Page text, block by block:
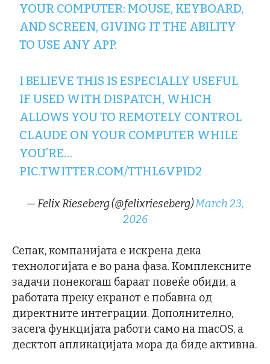
YOUR COMPUTER: MOUSE, KEYBOARD,
AND SCREEN, GIVING IT THE ABILITY
TO USE ANY APP.
I BELIEVE THIS IS ESPECIALLY USEFUL
IF USED WITH DISPATCH, WHICH
ALLOWS YOU TO REMOTELY CONTROL
CLAUDE ON YOUR COMPUTER WHILE
YOU’RE…
PIC.TWITTER.COM/TTHL6VPID2
— Felix Rieseberg (@felixrieseberg)March 23,
2026
Сепак, компанијата е искрена дека
технологијата е во рана фаза. Комплексните
задачи понекогаш бараат повеќе обиди, а
работата преку екранот е побавна од
директните интеграции. Дополнително,
засега функцијата работи само на macOS, а
десктоп апликацијата мора да биде активна.